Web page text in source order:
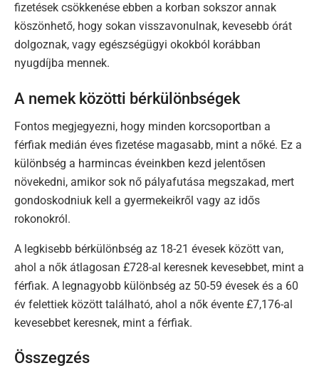
fizetések csökkenése ebben a korban sokszor annak
köszönhető, hogy sokan visszavonulnak, kevesebb órát
dolgoznak, vagy egészségügyi okokból korábban
nyugdíjba mennek.
A nemek közötti bérkülönbségek
Fontos megjegyezni, hogy minden korcsoportban a
férfiak medián éves fizetése magasabb, mint a nőké. Ez a
különbség a harmincas éveinkben kezd jelentősen
növekedni, amikor sok nő pályafutása megszakad, mert
gondoskodniuk kell a gyermekeikről vagy az idős
rokonokról.
A legkisebb bérkülönbség az 18-21 évesek között van,
ahol a nők átlagosan £728-al keresnek kevesebbet, mint a
férfiak. A legnagyobb különbség az 50-59 évesek és a 60
év felettiek között található, ahol a nők évente £7,176-al
kevesebbet keresnek, mint a férfiak.
Összegzés